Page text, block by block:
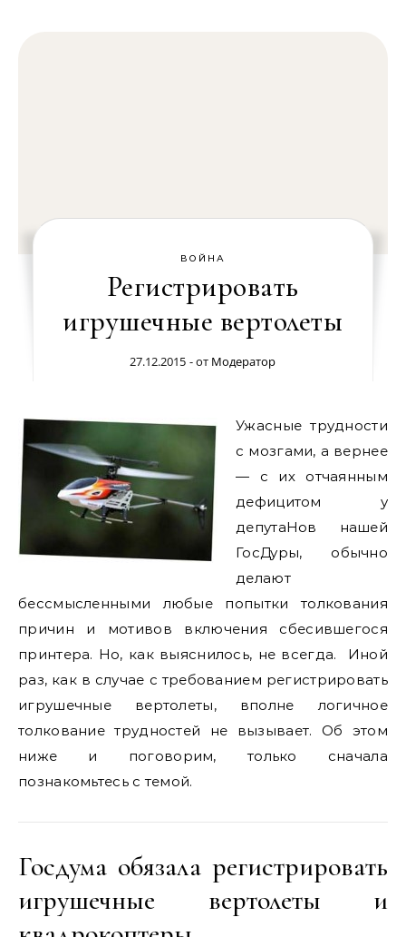
ВОЙНА
Регистрировать
игрушечные вертолеты
27.12.2015 - от Модератор
Ужасные трудности
с мозгами, а вернее
— с их отчаянным
дефицитом у
депутаНов нашей
ГосДуры, обычно
делают
бессмысленными любые попытки толкования
причин и мотивов включения сбесившегося
принтера. Но, как выяснилось, не всегда. Иной
раз, как в случае с требованием регистрировать
игрушечные вертолеты, вполне логичное
толкование трудностей не вызывает. Об этом
ниже и поговорим, только сначала
познакомьтесь с темой.
Госдума обязала регистрировать
игрушечные вертолеты и